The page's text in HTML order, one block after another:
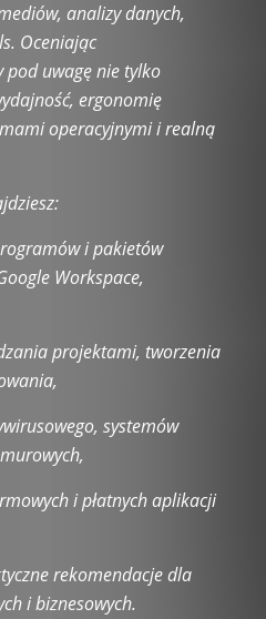
Historia Internetu
Inne tematy
rzeczy (IoT)
cyfrowa
Microsoft PowerPoint
w biznesie
Podcasting i streaming
internetowe
Computing
Robotyka
Systemy operacyjne
Tworzenie aplikacji webowych
Tech)
analizy danych,
Oceniając
uwagę nie tylko
ergonomię
operacyjnymi i realną
i pakietów
Workspace,
projektami, tworzenia
systemów
i płatnych aplikacji
rekomendacje dla
i biznesowych.